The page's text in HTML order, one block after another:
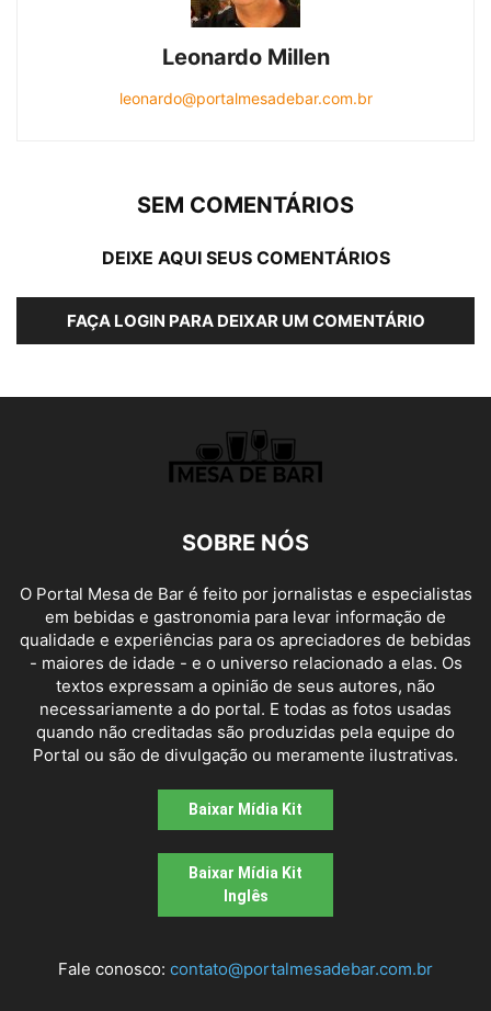
Leonardo Millen
leonardo@portalmesadebar.com.br
SEM COMENTÁRIOS
DEIXE AQUI SEUS COMENTÁRIOS
FAÇA LOGIN PARA DEIXAR UM COMENTÁRIO
SOBRE NÓS
O Portal Mesa de Bar é feito por jornalistas e especialistas
em bebidas e gastronomia para levar informação de
qualidade e experiências para os apreciadores de bebidas
- maiores de idade - e o universo relacionado a elas. Os
textos expressam a opinião de seus autores, não
necessariamente a do portal. E todas as fotos usadas
quando não creditadas são produzidas pela equipe do
Portal ou são de divulgação ou meramente ilustrativas.
Baixar Mídia Kit
Baixar Mídia Kit
Inglês
Fale conosco: contato@portalmesadebar.com.br